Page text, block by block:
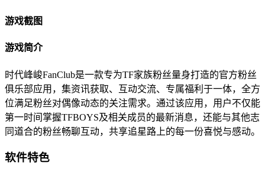
游戏截图
游戏简介
时代峰峻FanClub是一款专为TF家族粉丝量身打造的官方粉丝
俱乐部应用，集资讯获取、互动交流、专属福利于一体，全方
位满足粉丝对偶像动态的关注需求。通过该应用，用户不仅能
第一时间掌握TFBOYS及相关成员的最新消息，还能与其他志
同道合的粉丝畅聊互动，共享追星路上的每一份喜悦与感动。
软件特色